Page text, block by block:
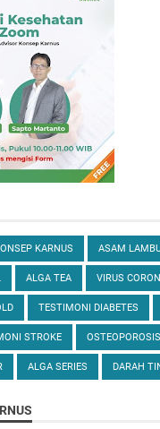
KARNUS ASAM
ALGA TEA VIRUS
TESTIMONI DIABETES
STROKE OSTEOPOROSIS
ALGA SERIES DARAH